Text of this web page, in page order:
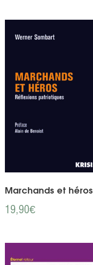
Marchands et héros
19,90€